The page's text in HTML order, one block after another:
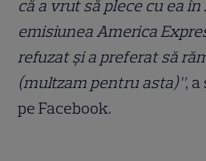
că a vrut să plece cu ea
emisiunea America
refuzat și a preferat să
(multzam pentru asta)”, a
pe Facebook.